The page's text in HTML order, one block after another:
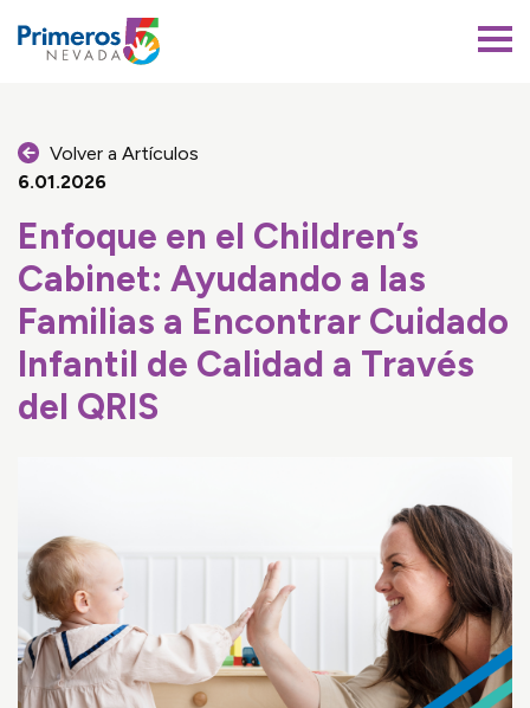
Volver a Artículos
6.01.2026
Enfoque en el Children’s
Cabinet: Ayudando a las
Familias a Encontrar Cuidado
Infantil de Calidad a Través
del QRIS